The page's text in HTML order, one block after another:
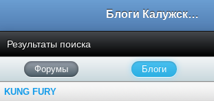
Блоги Калужского перекрестка
Результаты поиска
Форумы Блоги
KUNG FURY